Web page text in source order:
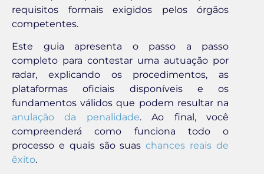
requisitos formais exigidos pelos órgãos
competentes.
Este guia apresenta o passo a passo
completo para contestar uma autuação por
radar, explicando os procedimentos, as
plataformas oficiais disponíveis e os
fundamentos válidos que podem resultar na
anulação da penalidade. Ao final, você
compreenderá como funciona todo o
processo e quais são suaschances reais de
êxito.